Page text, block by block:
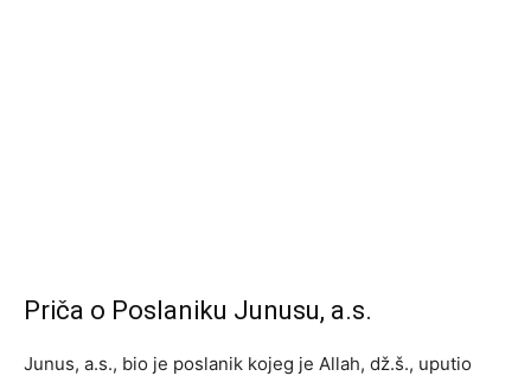
Priča o Poslaniku Junusu, a.s.
Junus, a.s., bio je poslanik kojeg je Allah, dž.š., uputio